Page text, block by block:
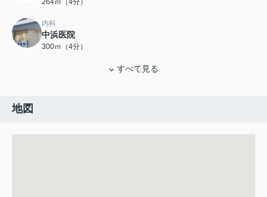
264ｍ（4分）
内科
中浜医院
300ｍ（4分）
すべて見る
地図